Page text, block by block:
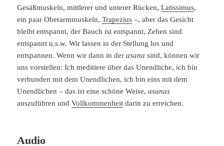
Gesäßmuskeln, mittlerer und unterer Rücken,Latissimus,
ein paar Oberarmmuskeln,Trapezius –, aber das Gesicht
bleibt entspannt, der Bauch ist entspannt, Zehen sind
entspannt u.s.w. Wir lassen in der Stellung los und
entspannen. Wenn wir dann in derasana sind, können wir
uns vorstellen: Ich meditiere über das Unendliche, ich bin
verbunden mit dem Unendlichen, ich bin eins mit dem
Unendlichen – das ist eine schöne Weise,asanas
auszuführen undVollkommenheit darin zu erreichen.
Audio